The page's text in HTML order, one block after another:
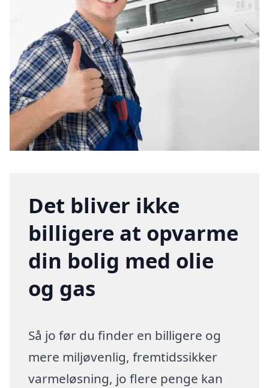
Det bliver ikke
billigere at opvarme
din bolig med olie
og gas
Så jo før du finder en billigere og
mere miljøvenlig, fremtidssikker
varmeløsning, jo flere penge kan